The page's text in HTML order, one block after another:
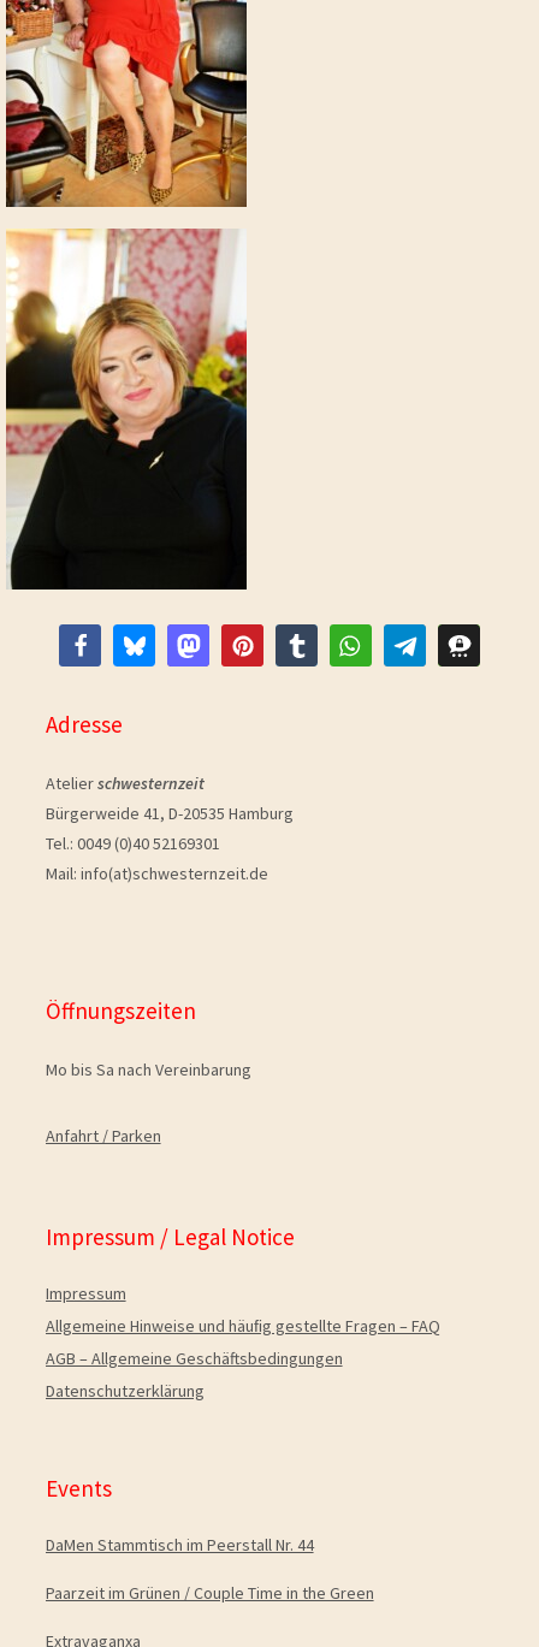
Adresse
Atelierschwesternzeit
Bürgerweide 41, D-20535 Hamburg
Tel.: 0049 (0)40 52169301
Mail: info(at)schwesternzeit.de
Öffnungszeiten
Mo bis Sa nach Vereinbarung
Anfahrt / Parken
Impressum / Legal Notice
Impressum
Allgemeine Hinweise und häuﬁg gestellte Fragen – FAQ
AGB – Allgemeine Geschäftsbedingungen
Datenschutzerklärung
Events
DaMen Stammtisch im Peerstall Nr. 44
Paarzeit im Grünen / Couple Time in the Green
Extravaganxa